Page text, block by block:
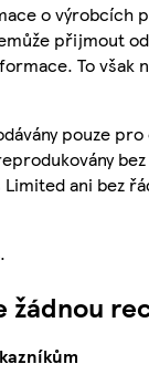
o výrobcích
přijmout
To však
pouze
ani bez
žádnou